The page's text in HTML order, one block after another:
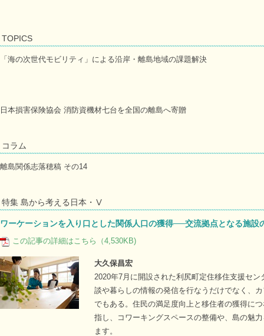
TOPICS
「海の次世代モビリティ」による沿岸・離島地域の課題解決
日本損害保険協会 消防資機材七台を全国の離島へ寄贈
コラム
離島関係志落穂稿 その14
特集 島から考える日本・Ⅴ
ワーケーションを入り口とした関係人口の獲得──交流拠点となる施設
この記事の詳細はこちら（4,530KB)
大久保昌宏
2020年7月に開設された利尻町定住移住支援セ
談や暮らしの情報の発信を行なうだけでなく、
でもある。住民の満足度向上と移住者の獲得に
指し、コワーキングスペースの整備や、島の魅
ます。